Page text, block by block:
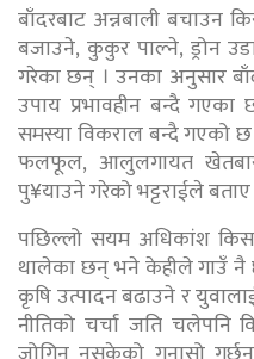
बाँदरबाट अन्नबाली बचाउन
बजाउने, कुकुर पाल्ने, ड्रोन
गरेका छन् । उनका अनुसार
उपाय प्रभावहीन बन्दै
समस्या विकराल बन्दै गएको
फलफूल, आलुलगायत
पु¥याउने गरेको भट्टराईले बताए
पछिल्लो सयम अधिकांश
थालेका छन् भने केहीले गाउँ नै
कृषि उत्पादन बढाउने र
नीतिको चर्चा जति चलेपनि